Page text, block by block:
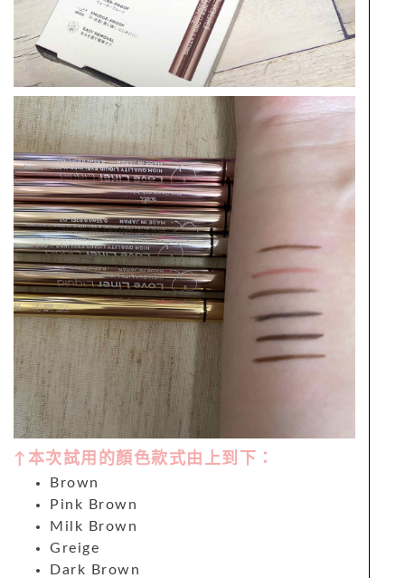
↑本次試用的顏色款式由上到下：
Brown
Pink Brown
Milk Brown
Greige
Dark Brown